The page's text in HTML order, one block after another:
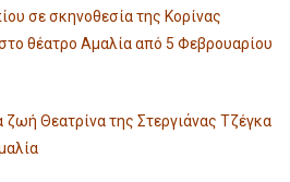
σε σκηνοθεσία της Κορίνας
θέατρο Αμαλία από 5 Φεβρουαρίου
ζωή Θεατρίνα της Στεργιάνας Τζέγκα